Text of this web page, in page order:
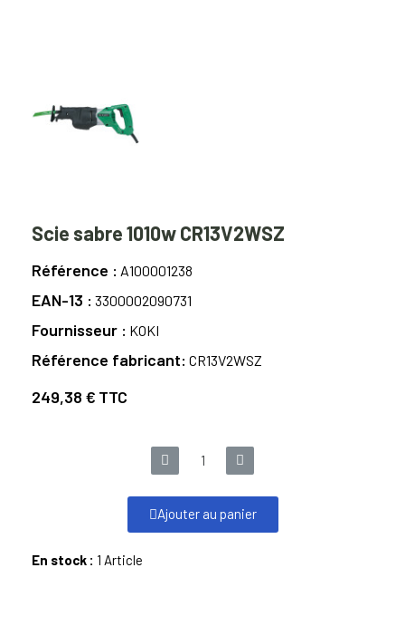
Scie sabre 1010w CR13V2WSZ
Référence A100001238
EAN-13 3300002090731
Fournisseur KOKI
Référence fabricant CR13V2WSZ
249,38 € TTC
Ajouter au panier
En stock : 1 Article